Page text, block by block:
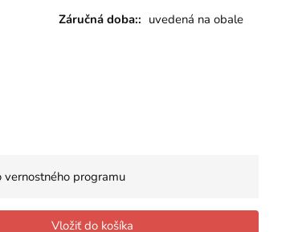
Záručná doba:: uvedená na obale
programu